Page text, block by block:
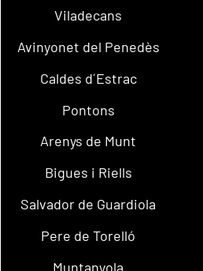
Viladecans
Avinyonet del Penedès
Caldes d´Estrac
Pontons
Arenys de Munt
Bigues i Riells
Salvador de Guardiola
Pere de Torelló
Muntanyola